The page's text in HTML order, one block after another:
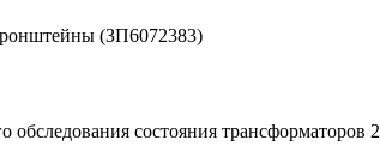
(ЗП6072383)
обследования состояния